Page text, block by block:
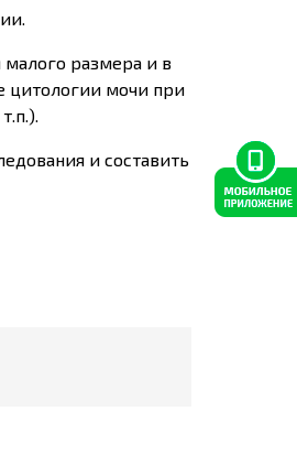
размера и в
цитологии мочи при
и составить